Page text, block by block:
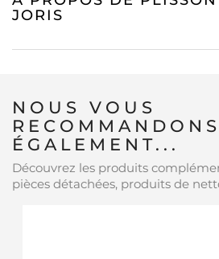
JORIS
NOUS VOUS
RECOMMANDONS
ÉGALEMENT...
Découvrez les produits
pièces détachées, produits de